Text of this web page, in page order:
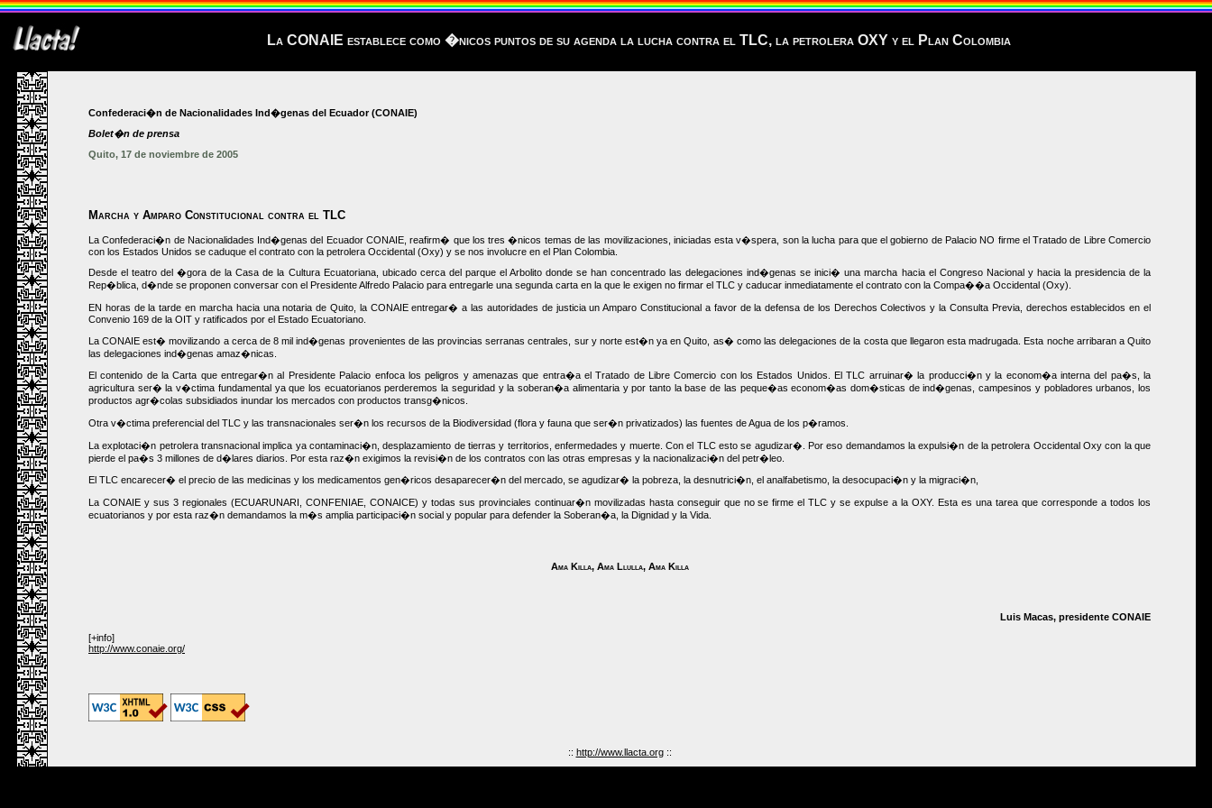
La CONAIE establece como �nicos puntos de su agenda la lucha contra el TLC, la petrolera OXY y el Plan Colombia
Confederaci�n de Nacionalidades Ind�genas del Ecuador (CONAIE)
Bolet�n de prensa
Quito, 17 de noviembre de 2005
Marcha y Amparo Constitucional contra el TLC
La Confederaci�n de Nacionalidades Ind�genas del Ecuador CONAIE, reafirm� que los tres �nicos temas de las movilizaciones, iniciadas esta v�spera, son la lucha para que el gobierno de Palacio NO firme el Tratado de Libre Comercio
con los Estados Unidos se caduque el contrato con la petrolera Occidental (Oxy) y se nos involucre en el Plan Colombia.
Desde el teatro del �gora de la Casa de la Cultura Ecuatoriana, ubicado cerca del parque el Arbolito donde se han concentrado las delegaciones ind�genas se inici� una marcha hacia el Congreso Nacional y hacia la presidencia de la
Rep�blica, d�nde se proponen conversar con el Presidente Alfredo Palacio para entregarle una segunda carta en la que le exigen no firmar el TLC y caducar inmediatamente el contrato con la Compa��a Occidental (Oxy).
EN horas de la tarde en marcha hacia una notaria de Quito, la CONAIE entregar� a las autoridades de justicia un Amparo Constitucional a favor de la defensa de los Derechos Colectivos y la Consulta Previa, derechos establecidos en el
Convenio 169 de la OIT y ratificados por el Estado Ecuatoriano.
La CONAIE est� movilizando a cerca de 8 mil ind�genas provenientes de las provincias serranas centrales, sur y norte est�n ya en Quito, as� como las delegaciones de la costa que llegaron esta madrugada. Esta noche arribaran a Quito
las delegaciones ind�genas amaz�nicas.
El contenido de la Carta que entregar�n al Presidente Palacio enfoca los peligros y amenazas que entra�a el Tratado de Libre Comercio con los Estados Unidos. El TLC arruinar� la producci�n y la econom�a interna del pa�s, la
agricultura ser� la v�ctima fundamental ya que los ecuatorianos perderemos la seguridad y la soberan�a alimentaria y por tanto la base de las peque�as econom�as dom�sticas de ind�genas, campesinos y pobladores urbanos, los
productos agr�colas subsidiados inundar los mercados con productos transg�nicos.
Otra v�ctima preferencial del TLC y las transnacionales ser�n los recursos de la Biodiversidad (flora y fauna que ser�n privatizados) las fuentes de Agua de los p�ramos.
La explotaci�n petrolera transnacional implica ya contaminaci�n, desplazamiento de tierras y territorios, enfermedades y muerte. Con el TLC esto se agudizar�. Por eso demandamos la expulsi�n de la petrolera Occidental Oxy con la que
pierde el pa�s 3 millones de d�lares diarios. Por esta raz�n exigimos la revisi�n de los contratos con las otras empresas y la nacionalizaci�n del petr�leo.
El TLC encarecer� el precio de las medicinas y los medicamentos gen�ricos desaparecer�n del mercado, se agudizar� la pobreza, la desnutrici�n, el analfabetismo, la desocupaci�n y la migraci�n,
La CONAIE y sus 3 regionales (ECUARUNARI, CONFENIAE, CONAICE) y todas sus provinciales continuar�n movilizadas hasta conseguir que no se firme el TLC y se expulse a la OXY. Esta es una tarea que corresponde a todos los
ecuatorianos y por esta raz�n demandamos la m�s amplia participaci�n social y popular para defender la Soberan�a, la Dignidad y la Vida.
Ama Killa, Ama Llulla, Ama Killa
Luis Macas, presidente CONAIE
[+info]
http://www.conaie.org/
:: http://www.llacta.org::